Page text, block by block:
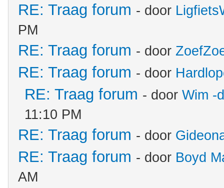
RE: Traag forum - door
PM
RE: Traag forum - door
RE: Traag forum - door
RE: Traag forum - door Wim -
11:10 PM
RE: Traag forum - door
RE: Traag forum - door Boyd
AM